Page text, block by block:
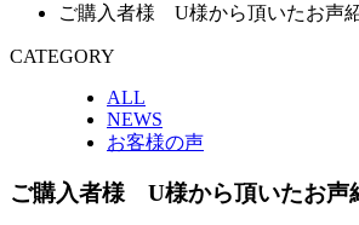
ご購入者様 U様から頂いたお声
CATEGORY
ALL
NEWS
お客様の声
ご購入者様 U様から頂いたお声